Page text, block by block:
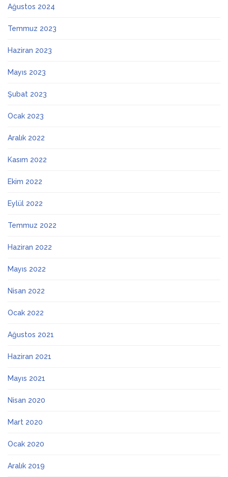
Ağustos 2024
Temmuz 2023
Haziran 2023
Mayıs 2023
Şubat 2023
Ocak 2023
Aralık 2022
Kasım 2022
Ekim 2022
Eylül 2022
Temmuz 2022
Haziran 2022
Mayıs 2022
Nisan 2022
Ocak 2022
Ağustos 2021
Haziran 2021
Mayıs 2021
Nisan 2020
Mart 2020
Ocak 2020
Aralık 2019